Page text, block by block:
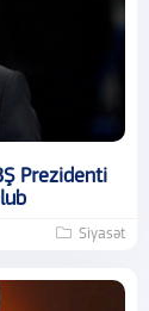
Prezidenti
Siyasət